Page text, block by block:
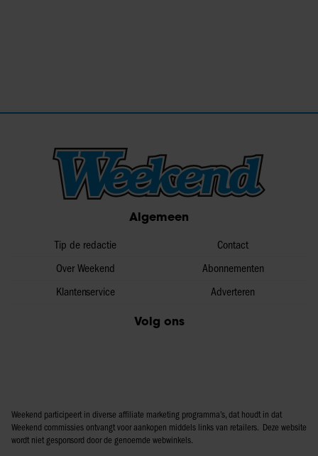
Algemeen
Tip de redactie
Over Weekend
Klantenservice
Contact
Abonnementen
Adverteren
Volg ons
Weekend participeert in diverse affiliate marketing programma’s, dat houdt in dat
Weekend commissies ontvangt voor aankopen middels links van retailers. Deze website
wordt niet gesponsord door de genoemde webwinkels.